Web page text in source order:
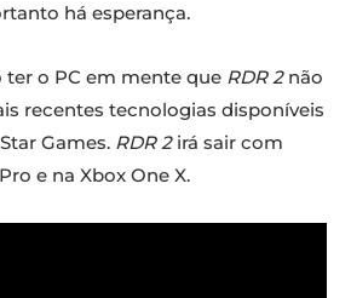
há esperança.
ter o PC em mente que RDR 2não
recentes tecnologias disponíveis
Games. RDR 2irá sair com
e na Xbox One X.